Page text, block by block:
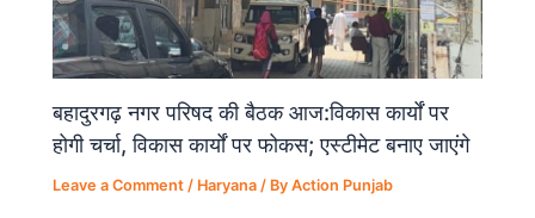
बहादुरगढ़ नगर परिषद की बैठक आज:विकास कार्यों पर
होगी चर्चा, विकास कार्यों पर फोकस; एस्टीमेट बनाए जाएंगे
Leave a Comment / Haryana / ByAction Punjab